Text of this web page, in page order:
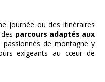
journée ou des itinéraires
parcours adaptés aux
passionnés de montagne y
exigeants au cœur de